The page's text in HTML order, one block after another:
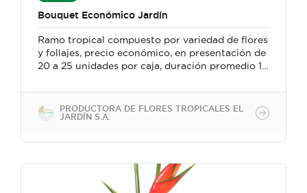
Bouquet Económico Jardín
Ramo tropical compuesto por variedad de flores
y follajes, precio económico, en presentación de
20 a 25 unidades por caja, duración promedio 12
con apariencia atractiva, envuelto en capuchón
plástico ultra transparente, follaje con detalles.
PRODUCTORA DE FLORES TROPICALES EL
JARDÍN S.A.